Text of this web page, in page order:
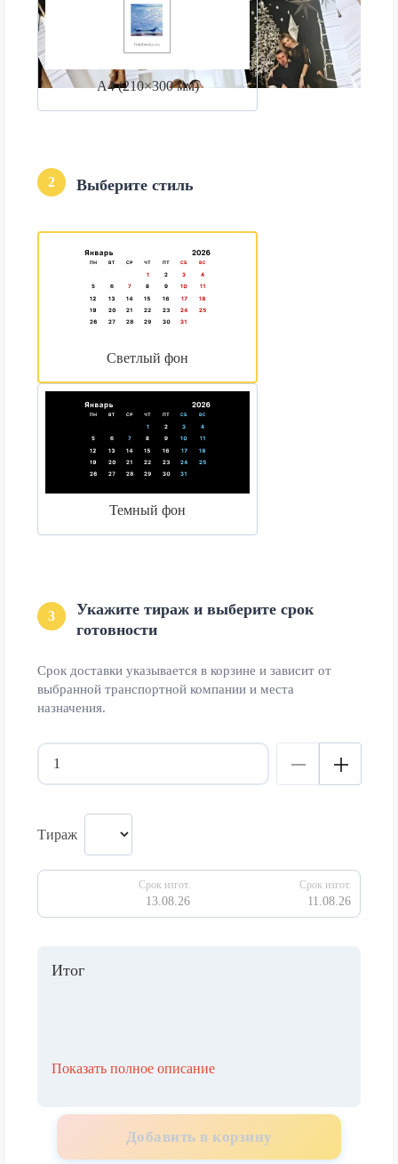
А4 (210×300 мм)
2 Выберите стиль
Светлый фон
Темный фон
3
Укажите тираж и выберите срок
готовности
Срок доставки указывается в корзине и зависит от
выбранной транспортной компании и места
назначения.
Тираж
Срок изгот.
13.08.26
Срок изгот.
11.08.26
Итог
Показать полное описание
Добавить в корзину